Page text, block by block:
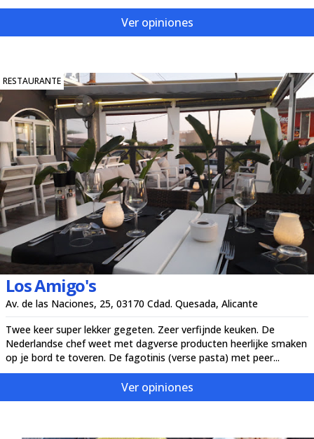
Ver opiniones
RESTAURANTE
Los Amigo's
Av. de las Naciones, 25, 03170 Cdad. Quesada, Alicante
Twee keer super lekker gegeten. Zeer verfijnde keuken. De
Nederlandse chef weet met dagverse producten heerlijke smaken
op je bord te toveren. De fagotinis (verse pasta) met peer...
Ver opiniones